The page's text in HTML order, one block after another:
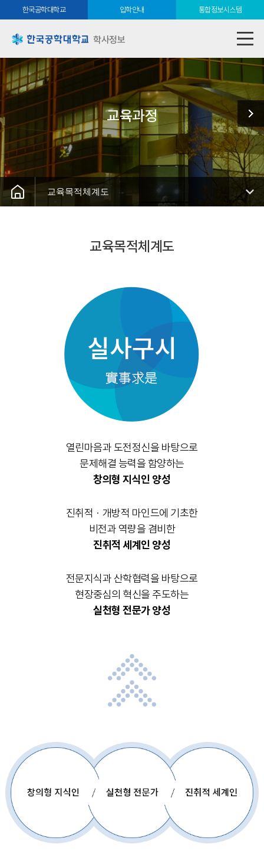
한국공학대학교 입학안내 통합정보시스템
학사정보
교육과정
교육목적체계도
교육목적체계도
열린마음과 도전정신을 바탕으로
문제해결 능력을 함양하는
창의형 지식인 양성
진취적ㆍ개방적 마인드에 기초한
비전과 역량을 겸비한
진취적 세계인 양성
전문지식과 산학협력을 바탕으로
현장중심의 혁신을 주도하는
실천형 전문가 양성